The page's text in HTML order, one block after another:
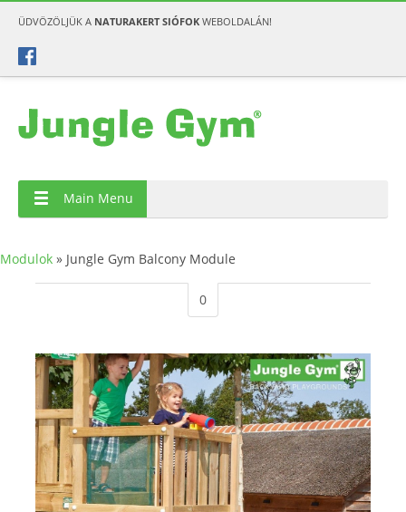
ÜDVÖZÖLJÜK A NATURAKERT SIÓFOK WEBOLDALÁN!
Main Menu
Modulok » Jungle Gym Balcony Module
0